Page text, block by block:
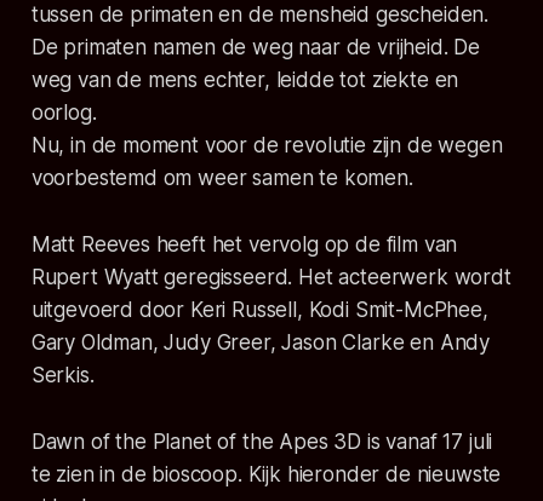
tussen de primaten en de mensheid gescheiden.
De primaten namen de weg naar de vrijheid. De
weg van de mens echter, leidde tot ziekte en
oorlog.
Nu, in de moment voor de revolutie zijn de wegen
voorbestemd om weer samen te komen.
Matt Reeves heeft het vervolg op de film van
Rupert Wyatt geregisseerd. Het acteerwerk wordt
uitgevoerd door Keri Russell, Kodi Smit-McPhee,
Gary Oldman, Judy Greer, Jason Clarke en Andy
Serkis.
Dawn of the Planet of the Apes 3D is vanaf 17 juli
te zien in de bioscoop. Kijk hieronder de nieuwste